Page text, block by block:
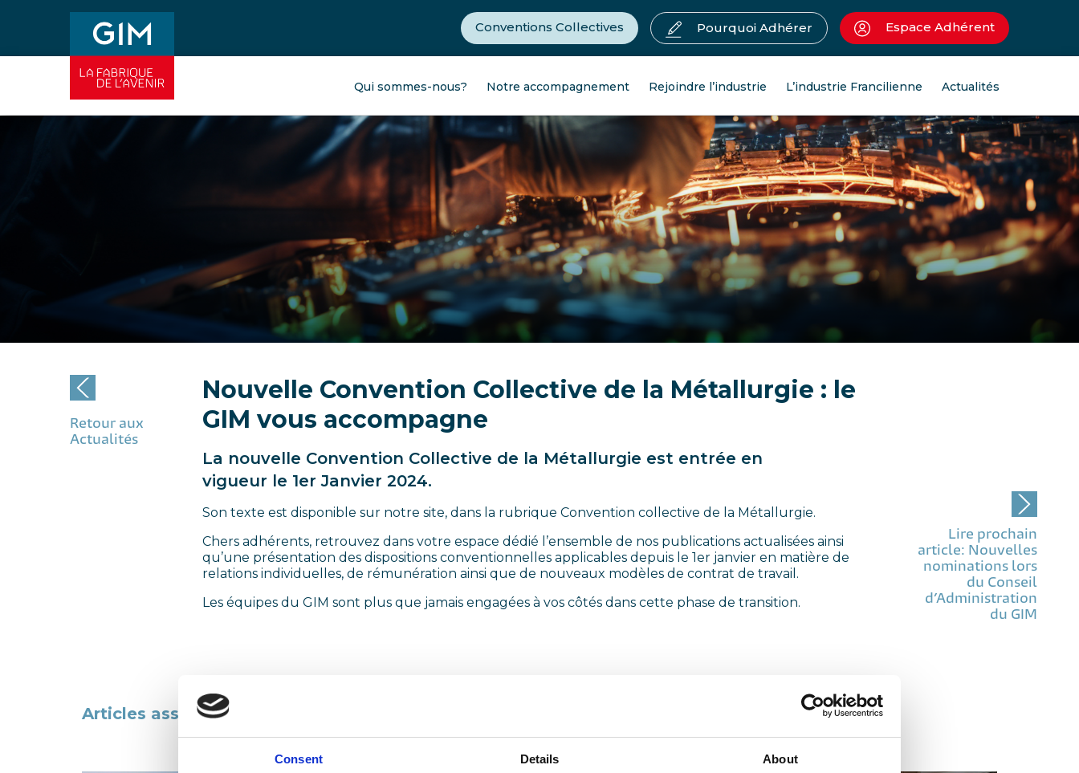
Consent Details About
Conventions Collectives Pourquoi Adhérer Espace Adhérent
Qui sommes-nous? Notre accompagnement Rejoindre l’industrie L’industrie Francilienne Actualités
Retour aux
Actualités
Nouvelle Convention Collective de la Métallurgie : le
GIM vous accompagne
La nouvelle Convention Collective de la Métallurgie est entrée en
vigueur le 1er Janvier 2024.
Son texte est disponible sur notre site, dans la rubrique Convention collective de la Métallurgie.
Chers adhérents, retrouvez dans votre espace dédié l’ensemble de nos publications actualisées ainsi
qu’une présentation des dispositions conventionnelles applicables depuis le 1er janvier en matière de
relations individuelles, de rémunération ainsi que de nouveaux modèles de contrat de travail.
Les équipes du GIM sont plus que jamais engagées à vos côtés dans cette phase de transition.
Lire prochain
article: Nouvelles
nominations lors
du Conseil
d’Administration
du GIM
Articles associés